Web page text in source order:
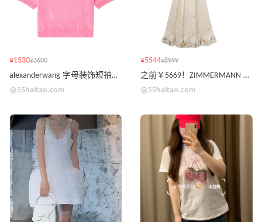
¥1530¥3600
alexanderwang 字母装饰短袖针织衫
@55haitao.com
¥5544¥8999
之前￥5669！ZIMMERMANN 花卉图案吊带裙
@55haitao.com